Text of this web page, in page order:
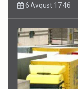
6 Avqust 17:46